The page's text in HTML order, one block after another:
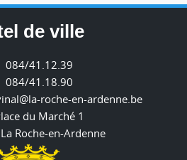
de ville
084/41.12.39
084/41.18.90
roche-en-ardenne.be
du Marché 1
Roche-en-Ardenne